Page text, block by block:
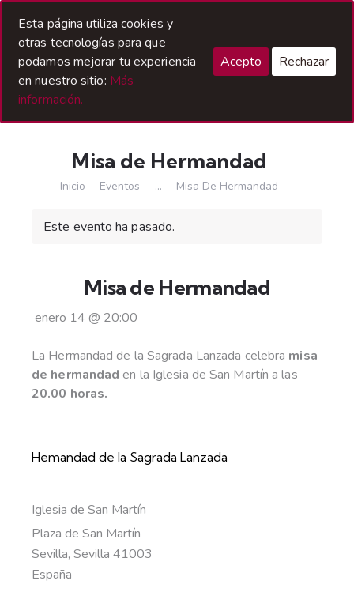
Misa de Hermandad
Inicio Eventos ... Misa De Hermandad
Este evento ha pasado.
Misa de Hermandad
enero 14 @ 20:00
La Hermandad de la Sagrada Lanzada celebra misa
de hermandad en la Iglesia de San Martín a las
20.00 horas.
Hemandad de la Sagrada Lanzada
Iglesia de San Martín
Plaza de San Martín
Sevilla, Sevilla 41003
España
Esta página utiliza cookies y
otras tecnologías para que
podamos mejorar tu experiencia
en nuestro sitio: Más
información.
Acepto Rechazar